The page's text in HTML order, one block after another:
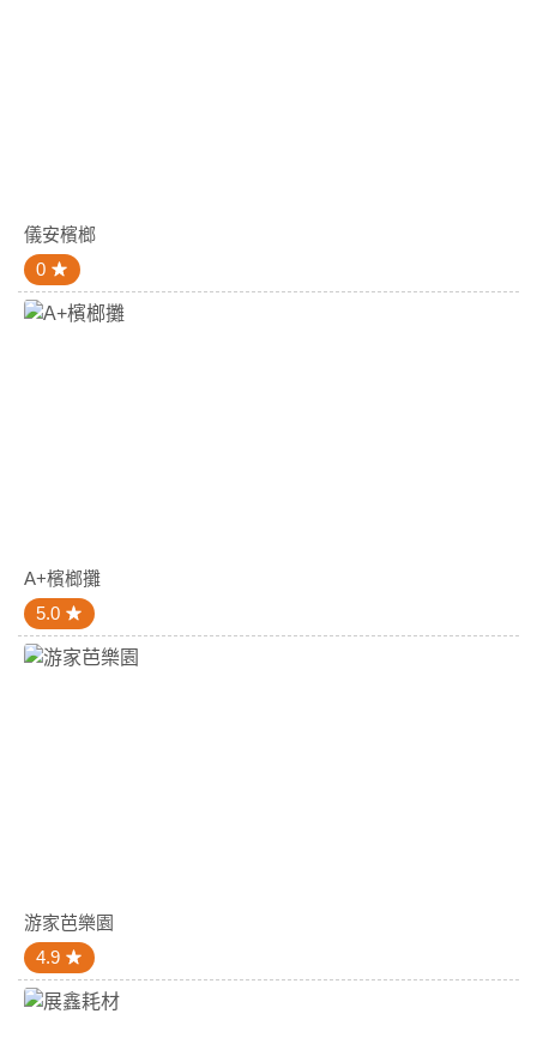
儀安檳榔
0
A+檳榔攤
5.0
游家芭樂園
4.9